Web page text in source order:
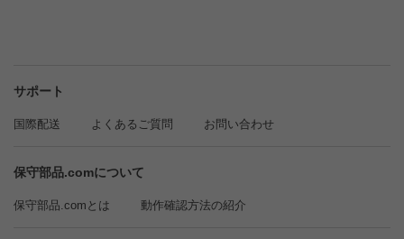
サポート
国際配送 よくあるご質問 お問い合わせ
保守部品.comについて
保守部品.comとは 動作確認方法の紹介